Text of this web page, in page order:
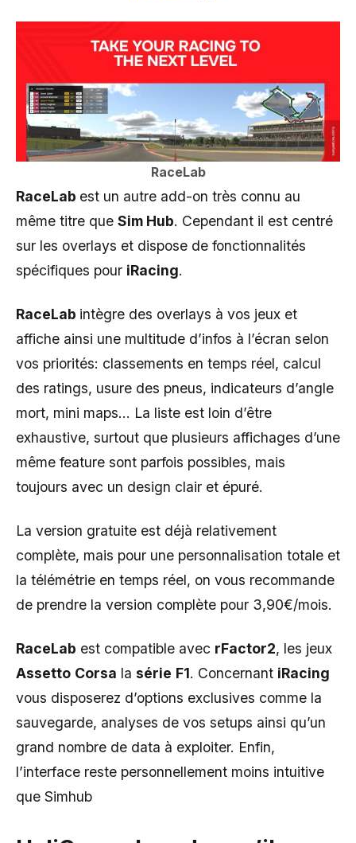
RaceLab
RaceLab est un autre add-on très connu au
même titre que Sim Hub. Cependant il est centré
sur les overlays et dispose de fonctionnalités
spécifiques pour iRacing.
RaceLab intègre des overlays à vos jeux et
affiche ainsi une multitude d’infos à l’écran selon
vos priorités: classements en temps réel, calcul
des ratings, usure des pneus, indicateurs d’angle
mort, mini maps… La liste est loin d’être
exhaustive, surtout que plusieurs affichages d’une
même feature sont parfois possibles, mais
toujours avec un design clair et épuré.
La version gratuite est déjà relativement
complète, mais pour une personnalisation totale et
la télémétrie en temps réel, on vous recommande
de prendre la version complète pour 3,90€/mois.
RaceLab est compatible avec rFactor2, les jeux
Assetto Corsa la série F1. Concernant iRacing
vous disposerez d’options exclusives comme la
sauvegarde, analyses de vos setups ainsi qu’un
grand nombre de data à exploiter. Enfin,
l’interface reste personnellement moins intuitive
que Simhub